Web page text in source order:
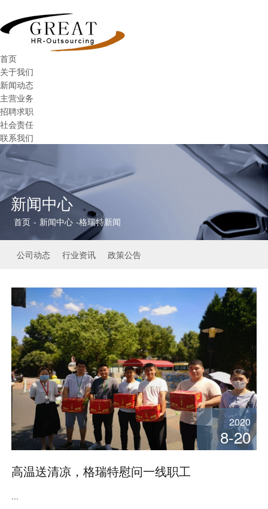
首页
关于我们
新闻动态
主营业务
招聘求职
社会责任
联系我们
新闻中心
首页 - 新闻中心 -格瑞特新闻
公司动态 行业资讯 政策公告
2020
8-20
高温送清凉，格瑞特慰问一线职工
...